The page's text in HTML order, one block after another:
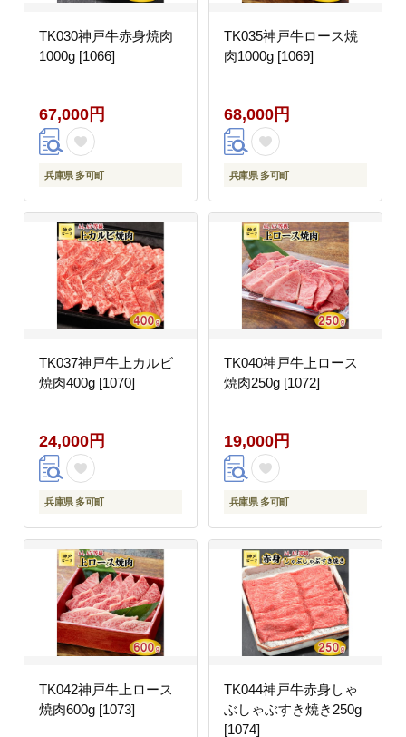
TK030神戸牛赤身焼肉
1000g [1066]
67,000円
兵庫県 多可町
TK035神戸牛ロース焼
肉1000g [1069]
68,000円
兵庫県 多可町
TK037神戸牛上カルビ
焼肉400g [1070]
24,000円
兵庫県 多可町
TK040神戸牛上ロース
焼肉250g [1072]
19,000円
兵庫県 多可町
TK042神戸牛上ロース
焼肉600g [1073]
TK044神戸牛赤身しゃ
ぶしゃぶすき焼き250g
[1074]